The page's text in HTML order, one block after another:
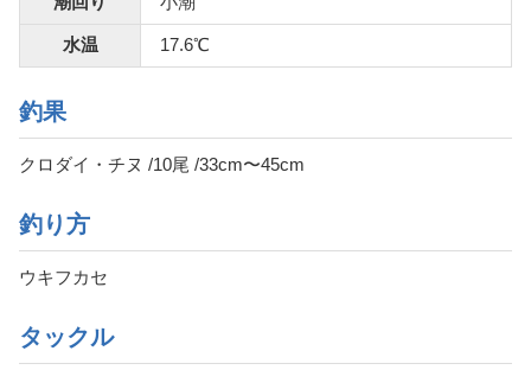
水温 17.6℃
釣果
クロダイ・チヌ /10尾 /33cm〜45cm
釣り方
ウキフカセ
タックル